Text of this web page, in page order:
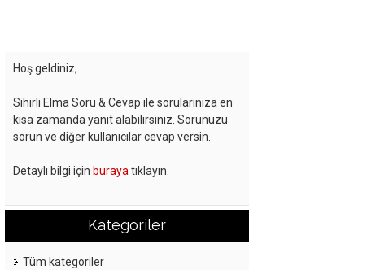
Hoş geldiniz,
Sihirli Elma Soru & Cevap ile sorularınıza en
kısa zamanda yanıt alabilirsiniz. Sorunuzu
sorun ve diğer kullanıcılar cevap versin.
Detaylı bilgi için buraya tıklayın.
Kategoriler
Tüm kategoriler